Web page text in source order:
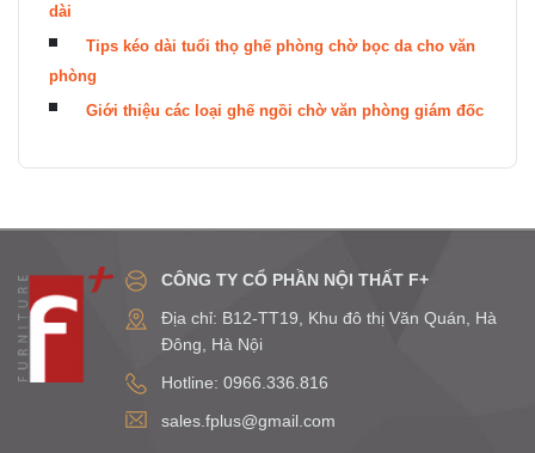
dài
Tips kéo dài tuổi thọ ghế phòng chờ bọc da cho văn
phòng
Giới thiệu các loại ghế ngồi chờ văn phòng giám đốc
CÔNG TY CỔ PHẦN NỘI THẤT F+
Địa chỉ: B12-TT19, Khu đô thị Văn Quán, Hà
Đông, Hà Nội
Hotline: 0966.336.816
sales.fplus@gmail.com